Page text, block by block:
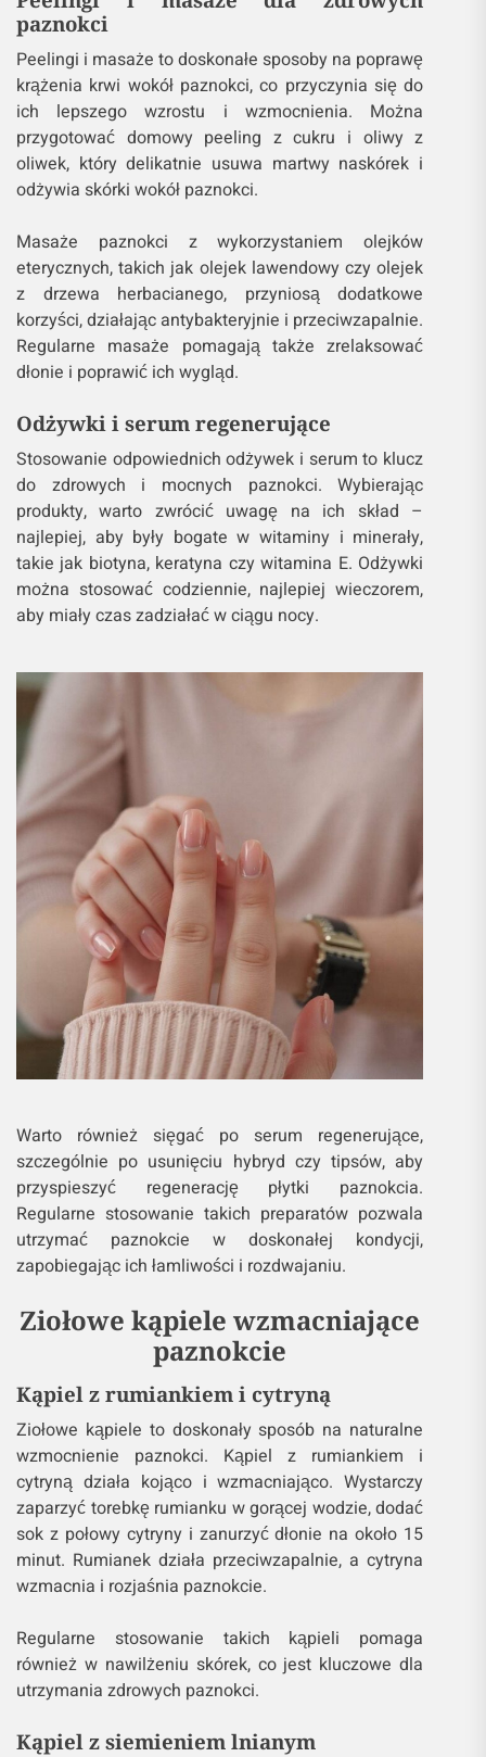
paznokci
Peelingi i masaże to doskonałe sposoby na poprawę
krążenia krwi wokół paznokci, co przyczynia się do
ich lepszego wzrostu i wzmocnienia. Można
przygotować domowy peeling z cukru i oliwy z
oliwek, który delikatnie usuwa martwy naskórek i
odżywia skórki wokół paznokci.
Masaże paznokci z wykorzystaniem olejków
eterycznych, takich jak olejek lawendowy czy olejek
z drzewa herbacianego, przyniosą dodatkowe
korzyści, działając antybakteryjnie i przeciwzapalnie.
Regularne masaże pomagają także zrelaksować
dłonie i poprawić ich wygląd.
Odżywki i serum regenerujące
Stosowanie odpowiednich odżywek i serum to klucz
do zdrowych i mocnych paznokci. Wybierając
produkty, warto zwrócić uwagę na ich skład –
najlepiej, aby były bogate w witaminy i minerały,
takie jak biotyna, keratyna czy witamina E. Odżywki
można stosować codziennie, najlepiej wieczorem,
aby miały czas zadziałać w ciągu nocy.
Warto również sięgać po serum regenerujące,
szczególnie po usunięciu hybryd czy tipsów, aby
przyspieszyć regenerację płytki paznokcia.
Regularne stosowanie takich preparatów pozwala
utrzymać paznokcie w doskonałej kondycji,
zapobiegając ich łamliwości i rozdwajaniu.
Ziołowe kąpiele wzmacniające
paznokcie
Kąpiel z rumiankiem i cytryną
Ziołowe kąpiele to doskonały sposób na naturalne
wzmocnienie paznokci. Kąpiel z rumiankiem i
cytryną działa kojąco i wzmacniająco. Wystarczy
zaparzyć torebkę rumianku w gorącej wodzie, dodać
sok z połowy cytryny i zanurzyć dłonie na około 15
minut. Rumianek działa przeciwzapalnie, a cytryna
wzmacnia i rozjaśnia paznokcie.
Regularne stosowanie takich kąpieli pomaga
również w nawilżeniu skórek, co jest kluczowe dla
utrzymania zdrowych paznokci.
Kąpiel z siemieniem lnianym